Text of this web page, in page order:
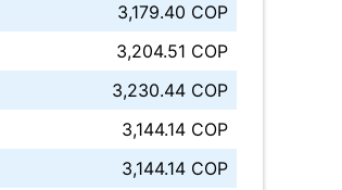
3,179.40 COP
3,204.51 COP
3,230.44 COP
3,144.14 COP
3,144.14 COP